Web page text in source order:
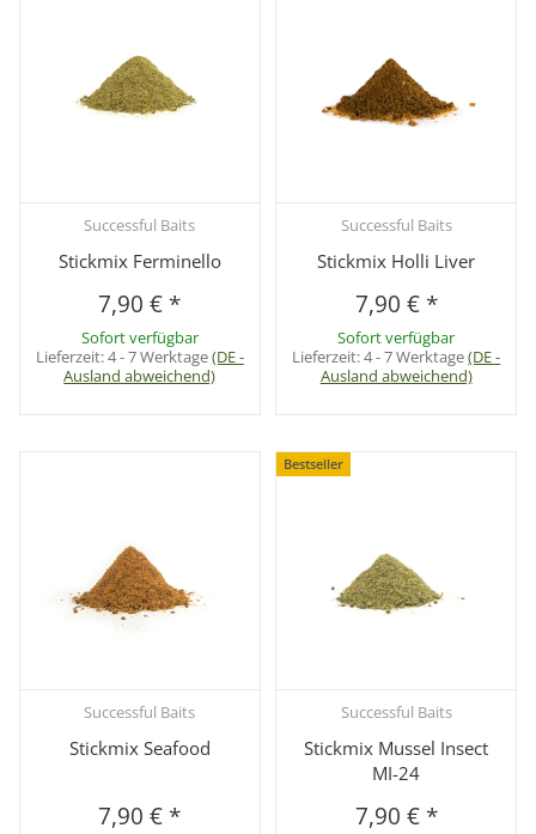
Successful Baits
Stickmix Ferminello
7,90 € *
Sofort verfügbar
Lieferzeit:4 - 7 Werktage(DE -
Ausland abweichend)
Successful Baits
Stickmix Holli Liver
7,90 € *
Sofort verfügbar
Lieferzeit:4 - 7 Werktage(DE -
Ausland abweichend)
Successful Baits
Stickmix Seafood
7,90 € *
Bestseller
Successful Baits
Stickmix Mussel Insect
MI-24
7,90 € *